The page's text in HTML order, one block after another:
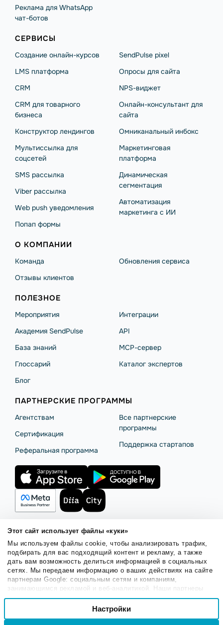
Этот сайт использует файлы «куки»
Мы используем файлы cookie, чтобы анализировать трафик,
подбирать для вас подходящий контент и рекламу, а также
дать вам возможность делиться информацией в социальных
сетях. Мы передаем информацию о ваших действиях на сайте
партнерам Google: социальным сетям и компаниям,
занимающимся рекламой и веб-аналитикой. Наши партнеры
могут комбинировать эти сведения с предоставленной вами
информацией, а также данными, которые они получили при
использовании вами их сервисов.
Выбор
Настройки
Реклама для WhatsApp
чат-ботов
СЕРВИСЫ
Создание онлайн-курсов
LMS платформа
CRM
CRM для товарного
бизнеса
Конструктор лендингов
Мультиссылка для
соцсетей
SMS рассылка
Viber рассылка
Web push уведомления
Попап формы
SendPulse pixel
Опросы для сайта
NPS-виджет
Онлайн-консультант для
сайта
Омниканальный инбокс
Маркетинговая
платформа
Динамическая
сегментация
Автоматизация
маркетинга с ИИ
О КОМПАНИИ
Команда
Отзывы клиентов
Обновления сервиса
ПОЛЕЗНОЕ
Мероприятия
Академия SendPulse
База знаний
Глоссарий
Блог
Интеграции
API
MCP-сервер
Каталог экспертов
ПАРТНЕРСКИЕ ПРОГРАММЫ
Агентствам
Сертификация
Реферальная программа
Все партнерские
программы
Поддержка стартапов
Правила использованияБезопасность SendPulse
Политика конфиденциальности Политика Cookies
© 2015 - 2026. ООО «СендПульс». Все права защищены.